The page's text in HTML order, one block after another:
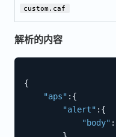
custom.caf
解析的内容
{
"aps" : {
"alert" : {
"body" :